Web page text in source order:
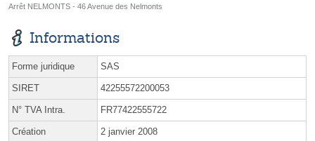
Arrêt NELMONTS - 46 Avenue des Nelmonts
Informations
Forme juridique SAS
SIRET 42255572200053
N° TVA Intra. FR77422555722
Création 2 janvier 2008